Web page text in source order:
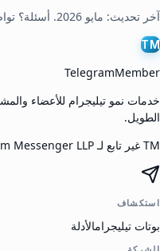
آخر تحديث: مايو 2026. أسئلة؟
TM
TelegramMember
خدمات نمو تيليجرام للأعضاء
الطويل.
TM غير تابع لـ Telegram Messenger LLP.
استكشاف
بوتات تيليجرامالأدلة